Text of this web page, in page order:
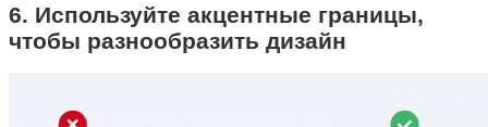
6. Используйте акцентные границы,
чтобы разнообразить дизайн